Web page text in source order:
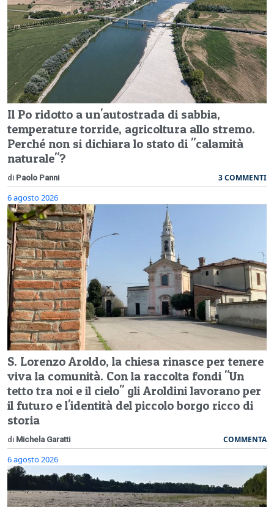
Il Po ridotto a un'autostrada di sabbia,
temperature torride, agricoltura allo stremo.
Perché non si dichiara lo stato di "calamità
naturale"?
di Paolo Panni 3 COMMENTI
6 agosto 2026
S. Lorenzo Aroldo, la chiesa rinasce per tenere
viva la comunità. Con la raccolta fondi "Un
tetto tra noi e il cielo" gli Aroldini lavorano per
il futuro e l'identità del piccolo borgo ricco di
storia
di Michela Garatti COMMENTA
6 agosto 2026